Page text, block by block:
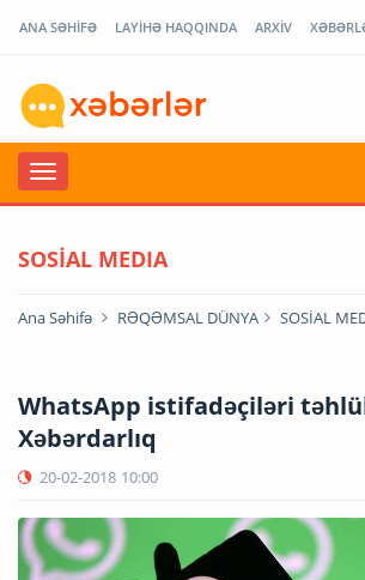
ANA SƏHİFƏ LAYİHƏ HAQQINDA ARXİV
SOSİAL MEDIA
Ana Səhifə RƏQƏMSAL DÜNYA SOSİAL
WhatsApp istifadəçiləri
Xəbərdarlıq
20-02-2018 10:00